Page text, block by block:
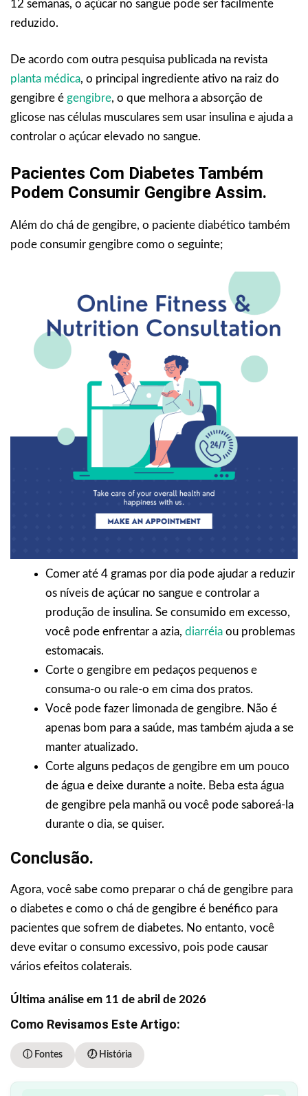
12 semanas, o açúcar no sangue pode ser facilmente
reduzido.
De acordo com outra pesquisa publicada na revista
planta médica, o principal ingrediente ativo na raiz do
gengibre é gengibre, o que melhora a absorção de
glicose nas células musculares sem usar insulina e ajuda a
controlar o açúcar elevado no sangue.
Pacientes Com Diabetes Também
Podem Consumir Gengibre Assim.
Além do chá de gengibre, o paciente diabético também
pode consumir gengibre como o seguinte;
Comer até 4 gramas por dia pode ajudar a reduzir
os níveis de açúcar no sangue e controlar a
produção de insulina. Se consumido em excesso,
você pode enfrentar a azia, diarréia ou problemas
estomacais.
Corte o gengibre em pedaços pequenos e
consuma-o ou rale-o em cima dos pratos.
Você pode fazer limonada de gengibre. Não é
apenas bom para a saúde, mas também ajuda a se
manter atualizado.
Corte alguns pedaços de gengibre em um pouco
de água e deixe durante a noite. Beba esta água
de gengibre pela manhã ou você pode saboreá-la
durante o dia, se quiser.
Conclusão.
Agora, você sabe como preparar o chá de gengibre para
o diabetes e como o chá de gengibre é benéfico para
pacientes que sofrem de diabetes. No entanto, você
deve evitar o consumo excessivo, pois pode causar
vários efeitos colaterais.
Última análise em 11 de abril de 2026
Como Revisamos Este Artigo:
ⓘ Fontes 🕖 História